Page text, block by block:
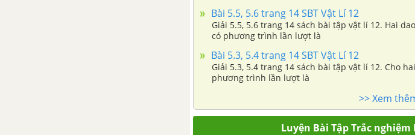
Bài 5.5, 5.6 trang 14 SBT Vật Lí 12
Giải 5.5, 5.6 trang 14 sách bài tập vật lí 12. Hai
có phương trình lần lượt là
Bài 5.3, 5.4 trang 14 SBT Vật Lí 12
Giải 5.3, 5.4 trang 14 sách bài tập vật lí 12. Cho
phương trình lần lượt là
>> Xem
Luyện Bài Tập Trắc nghiệm